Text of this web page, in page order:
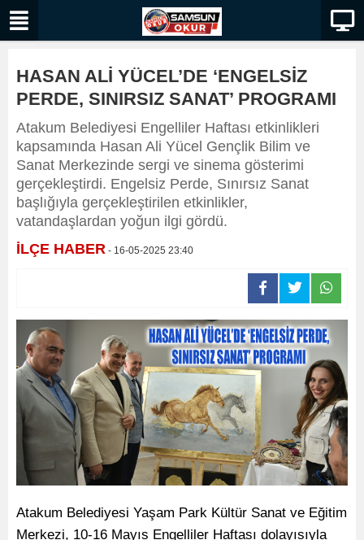
HASAN ALİ YÜCEL’DE ‘ENGELSİZ
PERDE, SINIRSIZ SANAT’ PROGRAMI
Atakum Belediyesi Engelliler Haftası etkinlikleri
kapsamında Hasan Ali Yücel Gençlik Bilim ve
Sanat Merkezinde sergi ve sinema gösterimi
gerçekleştirdi. Engelsiz Perde, Sınırsız Sanat
başlığıyla gerçekleştirilen etkinlikler,
vatandaşlardan yoğun ilgi gördü.
İLÇE HABER - 16-05-2025 23:40
Atakum Belediyesi Yaşam Park Kültür Sanat ve Eğitim
Merkezi, 10-16 Mayıs Engelliler Haftası dolayısıyla